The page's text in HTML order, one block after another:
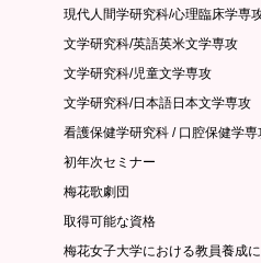
現代人間学研究科/心理臨床学専
文学研究科/英語英米文学専攻
文学研究科/児童文学専攻
文学研究科/日本語日本文学専攻
看護保健学研究科 / 口腔保健学専
初年次セミナー
梅花歌劇団
取得可能な資格
梅花女子大学における教員養成